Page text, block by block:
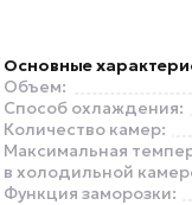
Основные
Объем:
Способ охлаждения:
Количество камер:
Максимальная
в холодильной
Функция заморозки: